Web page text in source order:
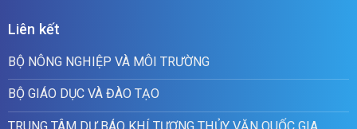
Liên kết
BỘ NÔNG NGHIỆP VÀ MÔI TRƯỜNG
BỘ GIÁO DỤC VÀ ĐÀO TẠO
TRUNG TÂM DỰ BÁO KHÍ TƯỢNG THỦY VĂN QUỐC GIA